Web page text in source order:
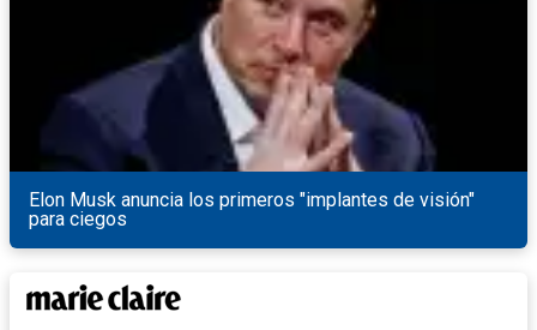
Elon Musk anuncia los primeros "implantes de visión"
para ciegos